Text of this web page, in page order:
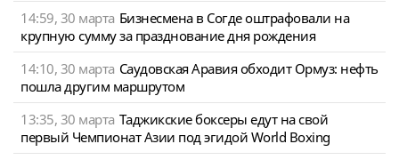
14:59, 30 марта Бизнесмена в Согде оштрафовали на
крупную сумму за празднование дня рождения
14:10, 30 марта Саудовская Аравия обходит Ормуз: нефть
пошла другим маршрутом
13:35, 30 марта Таджикские боксеры едут на свой
первый Чемпионат Азии под эгидой World Boxing